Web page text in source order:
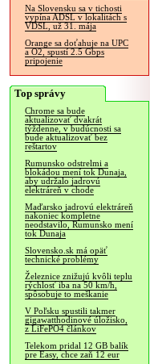
Na Slovensku sa v tichosti
vypína ADSL v lokalitách s
VDSL, už 31. mája
Orange sa doťahuje na UPC
a O2, spustí 2.5 Gbps
pripojenie
Top správy
Chrome sa bude
aktualizovať dvakrát
týždenne, v budúcnosti sa
bude aktualizovať bez
reštartov
Rumunsko odstrelmi a
blokádou mení tok Dunaja,
aby udržalo jadrovú
elektráreň v chode
Maďarsko jadrovú elektráreň
nakoniec kompletne
neodstavilo, Rumunsko mení
tok Dunaja
Slovensko.sk má opäť
technické problémy
Železnice znižujú kvôli teplu
rýchlosť iba na 50 km/h,
spôsobuje to meškanie
V Poľsku spustili takmer
gigawatthodinové úložisko,
z LiFePO4 článkov
Telekom pridal 12 GB balík
pre Easy, chce zaň 12 eur